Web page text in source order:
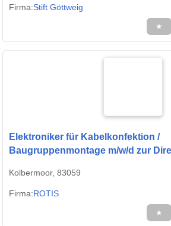
Firma:Stift Göttweig
★
Elektroniker für Kabelkonfektion /
Baugruppenmontage m/w/d zur
Kolbermoor, 83059
Firma:ROTIS
★